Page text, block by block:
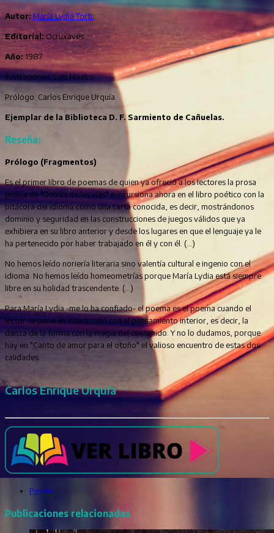
Autor: María Lydia Torti.
Editorial: Ocruxaves.
Año: 1987.
Ilustraciones: Luis Mastro.
Prólogo: Carlos Enrique Urquía.
Ejemplar de la Biblioteca D. F. Sarmiento de Cañuelas.
Reseña:
Prólogo (Fragmentos)
Es el primer libro de poemas de quien ya ofreció a los lectores la prosa
prolija de "Detrás de las vías" e incursiona ahora en el libro poético con la
bitácora del idioma como una carta conocida, es decir, mostrándonos
dominio y seguridad en las construcciones de juegos válidos que ya
exhibiera en su libro anterior y desde los lugares en que el lenguaje ya le
ha pertenecido por haber trabajado en él y con él. (…)
No hemos leído noriería literaria sino valentía cultural e ingenio con el
idioma. No hemos leído homeometrías porque María Lydia está siempre
libre en su holidad trascendente. (…)
Para María Lydia -me lo ha confiado- el poema es el poema cuando el
lector se pone en interacción con el pensamiento interior, es decir, la
danza de la forma con la magia del contenido. Y no lo dudamos, porque
hay en "Canto de amor para el otoño" el valioso encuentro de estas dos
calidades.
Carlos Enrique Urquía
Poesía
Publicaciones relacionadas